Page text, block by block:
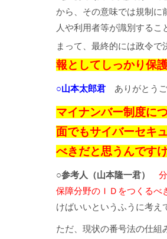
から、その意味では規制に
人や利用者等が識別する
まって、最終的には政令で
報としてしっかり保
○山本太郎君ありがとうご
マイナンバー制度に
面でもサイバーセキ
べきだと思うんです
○参考人（山本隆一君）
保障分野のＩＤをつくるべ
けばいいというふうに考え
ただ、現状の番号法の仕組